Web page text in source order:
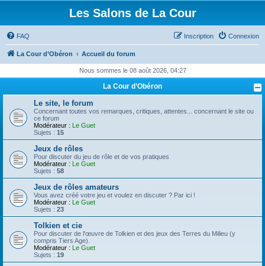
Les Salons de La Cour
FAQ Connexion
Inscription
La Cour d’Obéron Accueil du forum
Nous sommes le 08 août 2026, 04:27
La Cour d’Obéron
Le site, le forum
Concernant toutes vos remarques, critiques, attentes... concernant le site ou
ce forum
Modérateur : Le Guet
Sujets : 15
Jeux de rôles
Pour discuter du jeu de rôle et de vos pratiques
Modérateur : Le Guet
Sujets : 58
Jeux de rôles amateurs
Vous avez créé votre jeu et voulez en discuter ? Par ici !
Modérateur : Le Guet
Sujets : 23
Tolkien et cie
Pour discuter de l'œuvre de Tolkien et des jeux des Terres du Milieu (y
compris Tiers Age).
Modérateur : Le Guet
Sujets : 19